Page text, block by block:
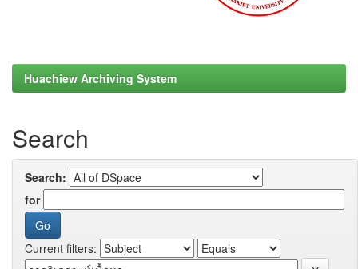
Huachiew Archiving System
Search
Search:
for
Current filters: